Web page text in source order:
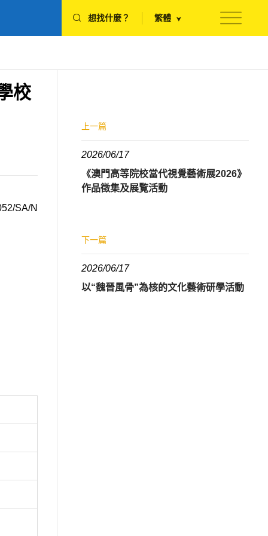
想找什麼？ 繁體
校
SA/N
上一篇
2026/06/17
《澳門高等院校當代視覺藝術展2026》
作品徵集及展覧活動
下一篇
2026/06/17
以“魏晉風骨”為核的文化藝術研學活動